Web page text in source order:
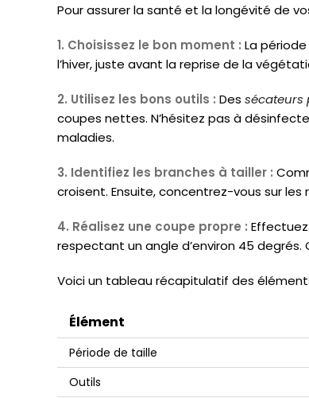
Pour assurer la santé et la longévité de
1. Choisissez le bon moment : La
l’hiver, juste avant la reprise de la
2. Utilisez les bons outils : Des sécateurs
coupes nettes. N’hésitez pas à
maladies.
3. Identifiez les branches à tailler :
croisent. Ensuite, concentrez-vous sur les
4. Réalisez une coupe propre :
respectant un angle d’environ 45
Voici un tableau récapitulatif des
Élément
Période de taille
Outils